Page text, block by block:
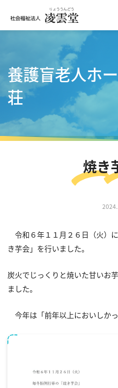
養護盲⽼⼈ホ
荘
焼き
令和６年１１月２６日（火）
き芋会」を行いました。
炭火でじっくりと焼いた甘いお
ました。
今年は「前年以上においしか